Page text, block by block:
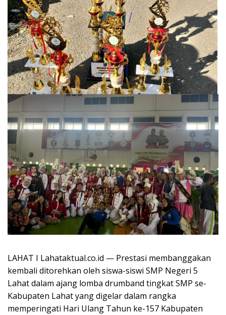
LAHAT I Lahataktual.co.id — Prestasi membanggakan
kembali ditorehkan oleh siswa-siswi SMP Negeri 5
Lahat dalam ajang lomba drumband tingkat SMP se-
Kabupaten Lahat yang digelar dalam rangka
memperingati Hari Ulang Tahun ke-157 Kabupaten